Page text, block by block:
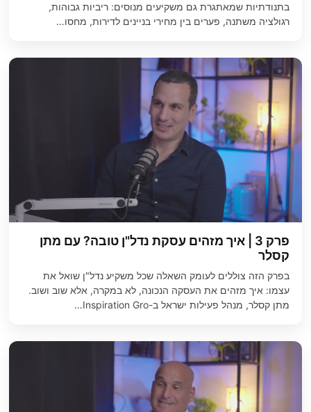
בתנודתיות שמאתגרת גם משקיעים מנוסים: ריביות גבוהות,
רגולציה משתנה, פערים בין מחירי בניינים לדירות, מחסו…
פרק 3 | איך מזהים עסקת נדל"ן טובה? עם מתן
קסלר
בפרק הזה צוללים לעומק השאלה שכל משקיע נדל"ן שואל את
עצמו: איך מזהים את העסקה הנכונה, לא במקרה, אלא שוב ושוב.
מתן קסלר, מנהל פעילות ישראל ב-⁠Inspiration Gro…